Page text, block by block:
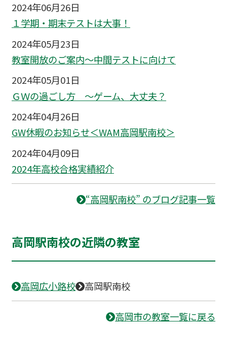
2024年06月26日
１学期・期末テストは大事！
2024年05月23日
教室開放のご案内～中間テストに向けて
2024年05月01日
ＧＷの過ごし方 ～ゲーム、大丈夫？
2024年04月26日
GW休暇のお知らせ＜WAM高岡駅南校＞
2024年04月09日
2024年高校合格実績紹介
“高岡駅南校” のブログ記事一覧
高岡駅南校の近隣の教室
高岡広小路校 高岡駅南校
高岡市の教室一覧に戻る